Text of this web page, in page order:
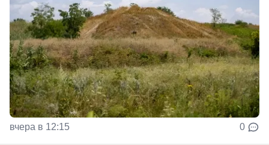
вчера в 12:15 0